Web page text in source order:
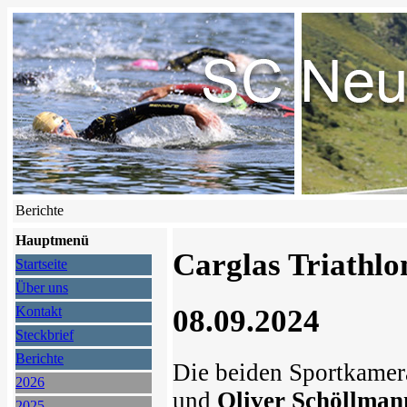
Berichte
Hauptmenü
Startseite
Über uns
Kontakt
Steckbrief
Berichte
2026
Carglas
08.09.2024
Die beiden
und Oliver